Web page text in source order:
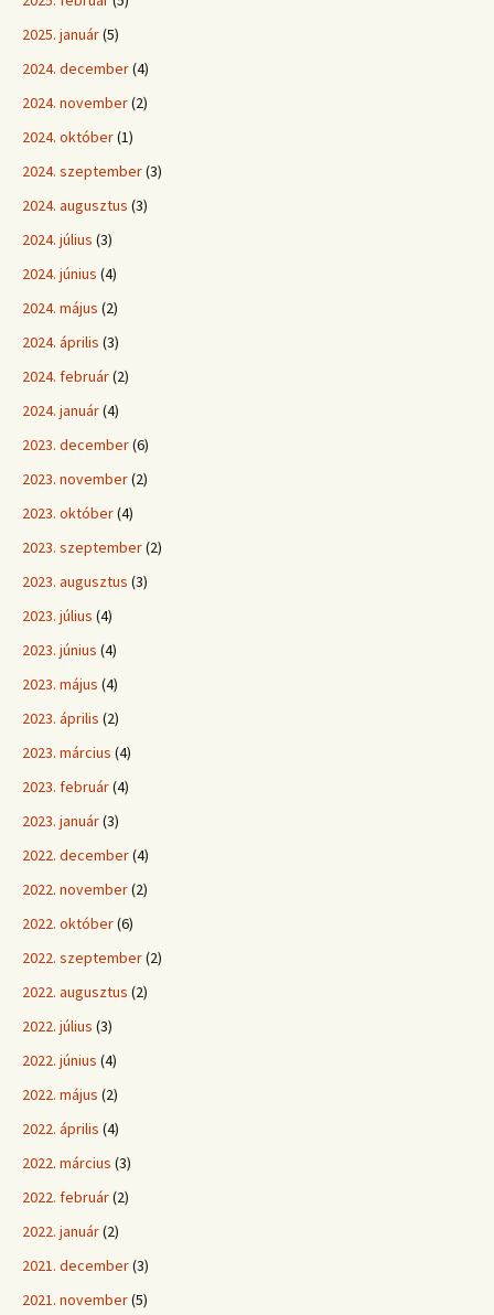
2025. január(5)
2024. december(4)
2024. november(2)
2024. október(1)
2024. szeptember(3)
2024. augusztus (3)
2024. július (3)
2024. június (4)
2024. május (2)
2024. április (3)
2024. február(2)
2024. január(4)
2023. december(6)
2023. november(2)
2023. október(4)
2023. szeptember(2)
2023. augusztus (3)
2023. július (4)
2023. június (4)
2023. május (4)
2023. április (2)
2023. március (4)
2023. február(4)
2023. január(3)
2022. december(4)
2022. november(2)
2022. október(6)
2022. szeptember(2)
2022. augusztus (2)
2022. július (3)
2022. június (4)
2022. május (2)
2022. április (4)
2022. március (3)
2022. február(2)
2022. január(2)
2021. december(3)
2021. november(5)